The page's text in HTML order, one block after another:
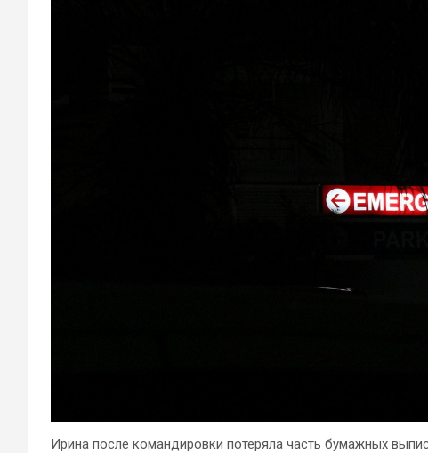
Ирина после командировки потеряла часть бумажных